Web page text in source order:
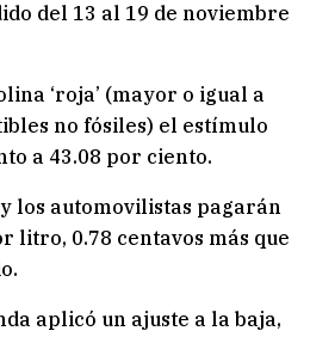
del 13 al 19 de noviembre
‘roja’ (mayor o igual a
no fósiles) el estímulo
a 43.08 por ciento.
los automovilistas pagarán
litro, 0.78 centavos más que
aplicó un ajuste a la baja,